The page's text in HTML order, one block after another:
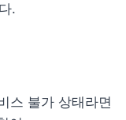
.
스 불가 상태라면